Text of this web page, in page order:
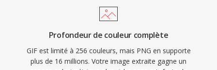
Profondeur de couleur complète
GIF est limité à 256 couleurs, mais PNG en supporte
plus de 16 millions. Votre image extraite gagne un